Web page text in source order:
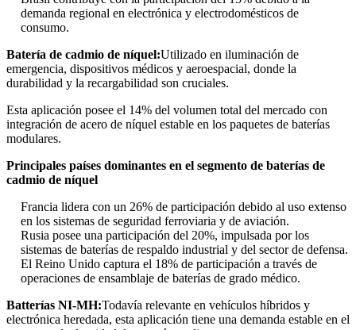
demanda regional en electrónica y electrodomésticos de
consumo.
Batería de cadmio de níquel:Utilizado en iluminación de
emergencia, dispositivos médicos y aeroespacial, donde la
durabilidad y la recargabilidad son cruciales.
Esta aplicación posee el 14% del volumen total del mercado con
integración de acero de níquel estable en los paquetes de baterías
modulares.
Principales países dominantes en el segmento de baterías de
cadmio de níquel
Francia lidera con un 26% de participación debido al uso extenso
en los sistemas de seguridad ferroviaria y de aviación.
Rusia posee una participación del 20%, impulsada por los
sistemas de baterías de respaldo industrial y del sector de defensa.
El Reino Unido captura el 18% de participación a través de
operaciones de ensamblaje de baterías de grado médico.
Batterías NI-MH:Todavía relevante en vehículos híbridos y
electrónica heredada, esta aplicación tiene una demanda estable en el